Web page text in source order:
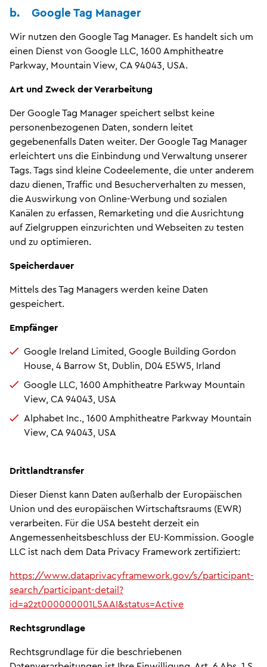
b. Google Tag Manager
Wir nutzen den Google Tag Manager. Es handelt sich um
einen Dienst von Google LLC, 1600 Amphitheatre
Parkway, Mountain View, CA 94043, USA.
Art und Zweck der Verarbeitung
Der Google Tag Manager speichert selbst keine
personenbezogenen Daten, sondern leitet
gegebenenfalls Daten weiter. Der Google Tag Manager
erleichtert uns die Einbindung und Verwaltung unserer
Tags. Tags sind kleine Codeelemente, die unter anderem
dazu dienen, Traffic und Besucherverhalten zu messen,
die Auswirkung von Online-Werbung und sozialen
Kanälen zu erfassen, Remarketing und die Ausrichtung
auf Zielgruppen einzurichten und Webseiten zu testen
und zu optimieren.
Speicherdauer
Mittels des Tag Managers werden keine Daten
gespeichert.
Empfänger
Google Ireland Limited, Google Building Gordon
House, 4 Barrow St, Dublin, D04 E5W5, Irland
Google LLC, 1600 Amphitheatre Parkway Mountain
View, CA 94043, USA
Alphabet Inc., 1600 Amphitheatre Parkway Mountain
View, CA 94043, USA
Drittlandtransfer
Dieser Dienst kann Daten außerhalb der Europäischen
Union und des europäischen Wirtschaftsraums (EWR)
verarbeiten. Für die USA besteht derzeit ein
Angemessenheitsbeschluss der EU-Kommission. Google
LLC ist nach dem Data Privacy Framework zertifiziert:
https://www.dataprivacyframework.gov/s/participant-
search/participant-detail?
id=a2zt000000001L5AAI&status=Active
Rechtsgrundlage
Rechtsgrundlage für die beschriebenen